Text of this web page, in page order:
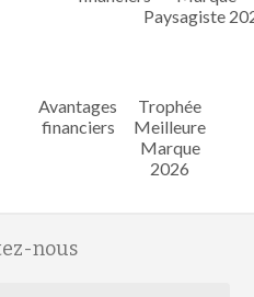
Avantages
financiers
Trophée
Meilleure
Marque
2026
nous